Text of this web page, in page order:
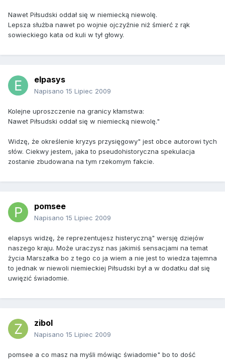
Nawet Piłsudski oddał się w niemiecką niewolę.
Lepsza służba nawet po wojnie ojczyźnie niż śmierć z rąk
sowieckiego kata od kuli w tył głowy.
elpasys
Napisano 15 Lipiec 2009
Kolejne uproszczenie na granicy kłamstwa:
Nawet Piłsudski oddał się w niemiecką niewolę."
Widzę, że określenie kryzys przysięgowy" jest obce autorowi tych
słów. Ciekwy jestem, jaka to pseudohistoryczna spekulacja
zostanie zbudowana na tym rzekomym fakcie.
pomsee
Napisano 15 Lipiec 2009
elapsys widzę, że reprezentujesz histeryczną" wersję dziejów
naszego kraju. Może uraczysz nas jakimiś sensacjami na temat
życia Marszałka bo z tego co ja wiem a nie jest to wiedza tajemna
to jednak w niewoli niemieckiej Piłsudski był a w dodatku dał się
uwięzić świadomie.
zibol
Napisano 15 Lipiec 2009
pomsee a co masz na myśli mówiąc świadomie" bo to dość